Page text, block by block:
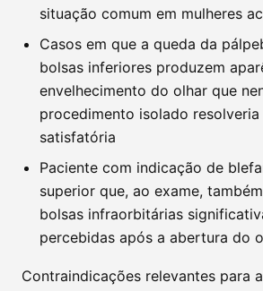
situação comum em mulheres
Casos em que a queda da
bolsas inferiores produzem
envelhecimento do olhar que
procedimento isolado
satisfatória
Paciente com indicação de
superior que, ao exame,
bolsas infraorbitárias
percebidas após a abertura do
Contraindicações relevantes para